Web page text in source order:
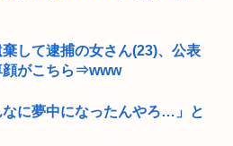
棄して逮捕の女さん(23)、公表
顔がこちら⇒www
なに夢中になったんやろ…」と